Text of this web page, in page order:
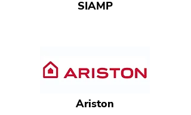
SIAMP
Ariston